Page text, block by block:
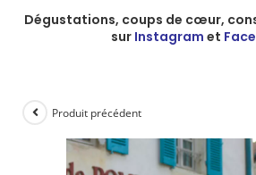
Dégustations, coups de cœur,
sur Instagram et
Produit précédent